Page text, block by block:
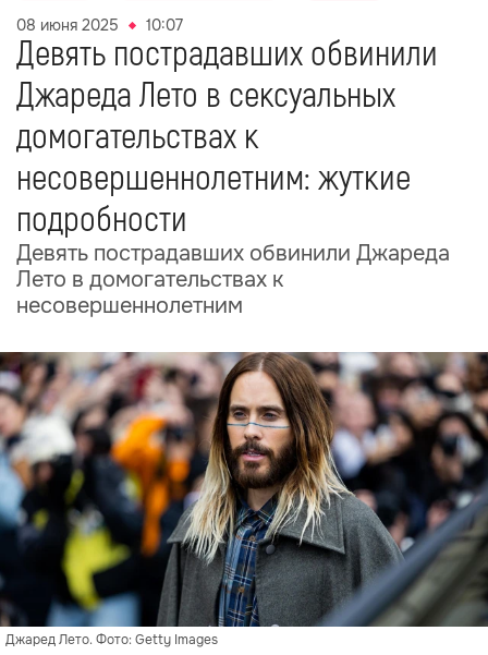
08 июня 2025 10:07
Девять пострадавших обвинили
Джареда Лето в сексуальных
домогательствах к
несовершеннолетним: жуткие
подробности
Девять пострадавших обвинили Джареда
Лето в домогательствах к
несовершеннолетним
Джаред Лето. Фото: Getty Images